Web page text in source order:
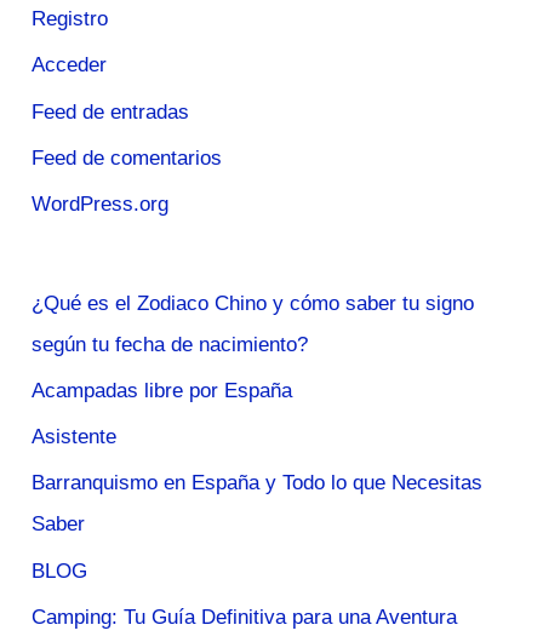
Registro
Acceder
Feed de entradas
Feed de comentarios
WordPress.org
¿Qué es el Zodiaco Chino y cómo saber tu signo
según tu fecha de nacimiento?
Acampadas libre por España
Asistente
Barranquismo en España y Todo lo que Necesitas
Saber
BLOG
Camping: Tu Guía Definitiva para una Aventura